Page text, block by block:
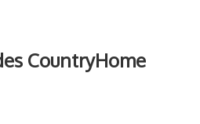
CountryHome